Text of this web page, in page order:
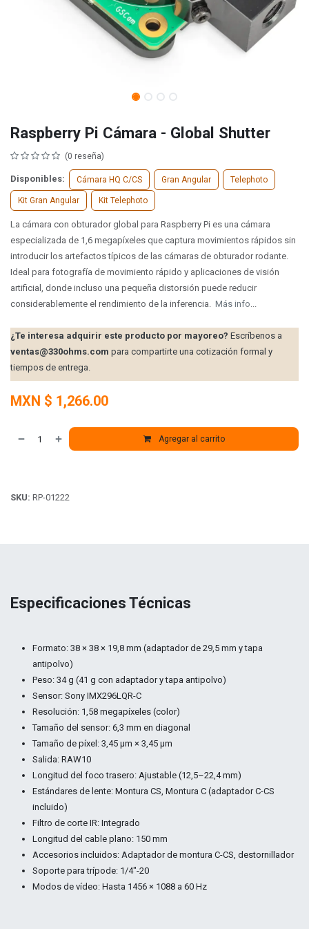
Raspberry Pi Cámara - Global Shutter
(0 reseña)
Disponibles: Cámara HQ C/CS Gran Angular Telephoto
Kit Gran Angular Kit Telephoto
La cámara con obturador global para Raspberry Pi es una cámara
especializada de 1,6 megapíxeles que captura movimientos rápidos sin
introducir los artefactos típicos de las cámaras de obturador rodante.
Ideal para fotografía de movimiento rápido y aplicaciones de visión
artificial, donde incluso una pequeña distorsión puede reducir
considerablemente el rendimiento de la inferencia. Más info...
¿Te interesa adquirir este producto por mayoreo? Escríbenos a
ventas@330ohms.com para compartirte una cotización formal y
tiempos de entrega.
MXN $ 1,266.00
Agregar al carrito
SKU: RP-01222
Especificaciones Técnicas
Formato: 38 × 38 × 19,8 mm (adaptador de 29,5 mm y tapa
antipolvo)
Peso: 34 g (41 g con adaptador y tapa antipolvo)
Sensor: Sony IMX296LQR-C
Resolución: 1,58 megapíxeles (color)
Tamaño del sensor: 6,3 mm en diagonal
Tamaño de píxel: 3,45 μm × 3,45 μm
Salida: RAW10
Longitud del foco trasero: Ajustable (12,5–22,4 mm)
Estándares de lente: Montura CS, Montura C (adaptador C-CS
incluido)
Filtro de corte IR: Integrado
Longitud del cable plano: 150 mm
Accesorios incluidos: Adaptador de montura C-CS, destornillador
Soporte para trípode: 1/4"-20
Modos de vídeo: Hasta 1456 × 1088 a 60 Hz